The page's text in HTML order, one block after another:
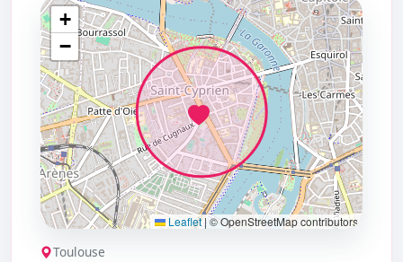
+
−
Leaflet|© OpenStreetMap contributors
Toulouse